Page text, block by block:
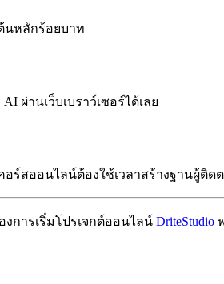
นหลักร้อยบาท
ผ่านเว็บเบราว์เซอร์ได้เลย
อร์สออนไลน์ต้องใช้เวลาสร้างฐานผู้ติด
การเริ่มโปรเจกต์ออนไลน์ DriteStudio